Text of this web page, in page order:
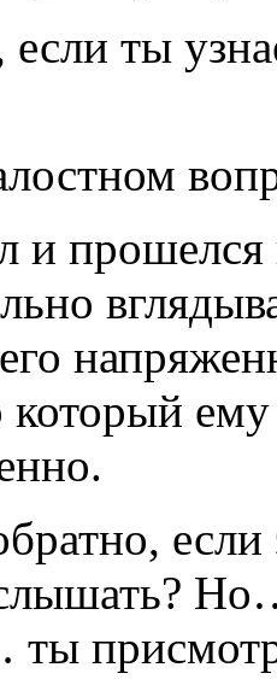
ты
и
который
ты